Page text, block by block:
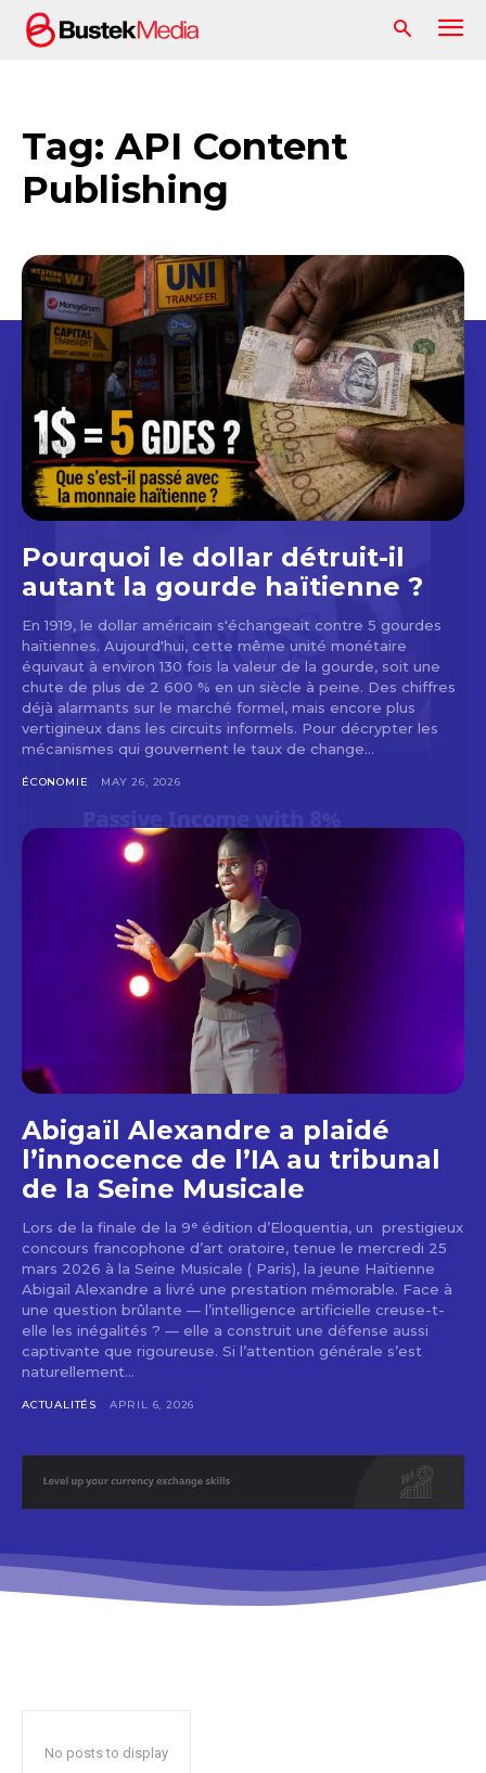
Tag:API Content
Publishing
Pourquoi le dollar détruit-il
autant la gourde haïtienne ?
En 1919, le dollar américain s'échangeait contre 5 gourdes
haïtiennes. Aujourd'hui, cette même unité monétaire
équivaut à environ 130 fois la valeur de la gourde, soit une
chute de plus de 2 600 % en un siècle à peine. Des chiffres
déjà alarmants sur le marché formel, mais encore plus
vertigineux dans les circuits informels. Pour décrypter les
mécanismes qui gouvernent le taux de change...
ÉCONOMIE MAY 26, 2026
Abigaïl Alexandre a plaidé
l’innocence de l’IA au tribunal
de la Seine Musicale
Lors de la finale de la 9ᵉ édition d’Eloquentia, un prestigieux
concours francophone d’art oratoire, tenue le mercredi 25
mars 2026 à la Seine Musicale ( Paris), la jeune Haïtienne
Abigaïl Alexandre a livré une prestation mémorable. Face à
une question brûlante — l’intelligence artificielle creuse-t-
elle les inégalités ? — elle a construit une défense aussi
captivante que rigoureuse. Si l’attention générale s’est
naturellement...
ACTUALITÉS APRIL 6, 2026
No posts to display